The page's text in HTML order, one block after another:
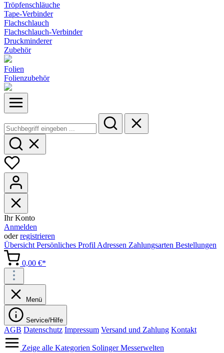
Tröpfenschläuche
Tape-Verbinder
Flachschlauch
Flachschlauch-Verbinder
Druckminderer
Zubehör
Folien
Folienzubehör
Ihr Konto
Anmelden
oderregistrieren
Übersicht Persönliches Profil Adressen Zahlungsarten Bestellungen
0,00 €*
Menü
Service/Hilfe
AGB Datenschutz Impressum Versand und Zahlung Kontakt
Zeige alle Kategorien Solinger Messerwelten